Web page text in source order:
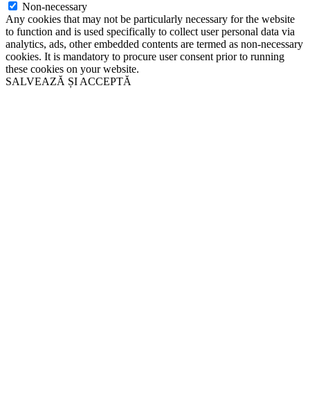
Non-necessary
Any cookies that may not be particularly necessary for the website
to function and is used specifically to collect user personal data via
analytics, ads, other embedded contents are termed as non-necessary
cookies. It is mandatory to procure user consent prior to running
these cookies on your website.
SALVEAZĂ ȘI ACCEPTĂ